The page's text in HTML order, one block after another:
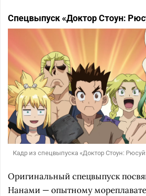
Спецвыпуск «Доктор Стоун:
Кадр из спецвыпуска «Доктор Стоун:
Оригинальный спецвыпуск
Нанами — опытному